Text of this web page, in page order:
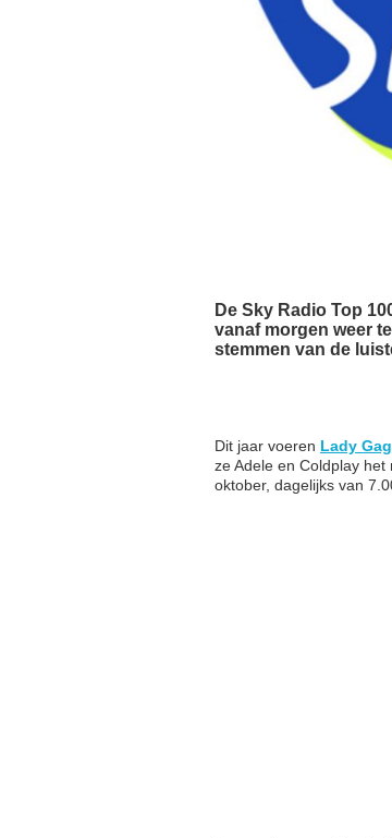
De Sky Radio Top
vanaf morgen weer
stemmen van de
Dit jaar voeren Lady
ze Adele en Coldplay
oktober, dagelijks van